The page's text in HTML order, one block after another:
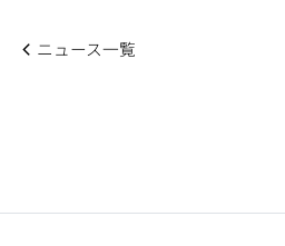
ニュース一覧